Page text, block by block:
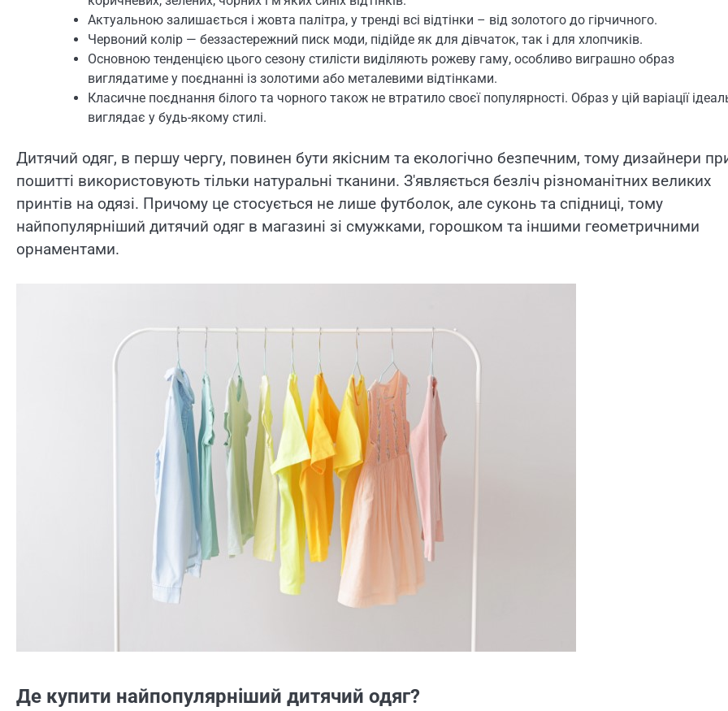
Актуальною залишається і жовта палітра, у тренді всі відтінки – від золотого до гірчичного.
Червоний колір — беззастережний писк моди, підійде як для дівчаток, так і для хлопчиків.
Основною тенденцією цього сезону стилісти виділяють рожеву гаму, особливо виграшно образ
виглядатиме у поєднанні із золотими або металевими відтінками.
Класичне поєднання білого та чорного також не втратило своєї популярності. Образ у цій варіації
виглядає у будь-якому стилі.
Дитячий одяг, в першу чергу, повинен бути якісним та екологічно безпечним, тому дизайнери
пошитті використовують тільки натуральні тканини. З'являється безліч різноманітних великих
принтів на одязі. Причому це стосується не лише футболок, але суконь та спідниці, тому
найпопулярніший дитячий одяг в магазині зі смужками, горошком та іншими геометричними
орнаментами.
Де купити найпопулярніший дитячий одяг?